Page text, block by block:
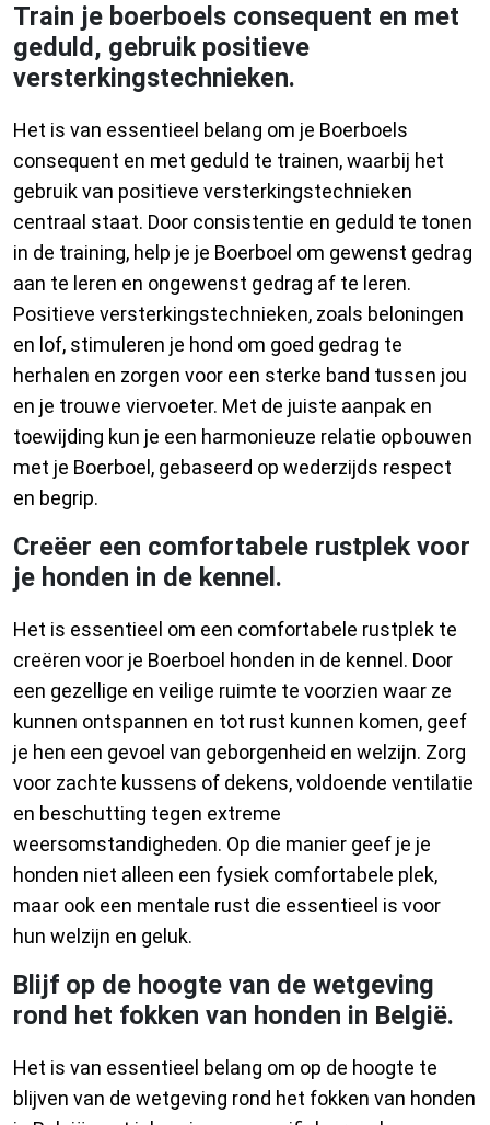
Train je boerboels consequent en met
geduld, gebruik positieve
versterkingstechnieken.
Het is van essentieel belang om je Boerboels
consequent en met geduld te trainen, waarbij het
gebruik van positieve versterkingstechnieken
centraal staat. Door consistentie en geduld te tonen
in de training, help je je Boerboel om gewenst gedrag
aan te leren en ongewenst gedrag af te leren.
Positieve versterkingstechnieken, zoals beloningen
en lof, stimuleren je hond om goed gedrag te
herhalen en zorgen voor een sterke band tussen jou
en je trouwe viervoeter. Met de juiste aanpak en
toewijding kun je een harmonieuze relatie opbouwen
met je Boerboel, gebaseerd op wederzijds respect
en begrip.
Creëer een comfortabele rustplek voor
je honden in de kennel.
Het is essentieel om een comfortabele rustplek te
creëren voor je Boerboel honden in de kennel. Door
een gezellige en veilige ruimte te voorzien waar ze
kunnen ontspannen en tot rust kunnen komen, geef
je hen een gevoel van geborgenheid en welzijn. Zorg
voor zachte kussens of dekens, voldoende ventilatie
en beschutting tegen extreme
weersomstandigheden. Op die manier geef je je
honden niet alleen een fysiek comfortabele plek,
maar ook een mentale rust die essentieel is voor
hun welzijn en geluk.
Blijf op de hoogte van de wetgeving
rond het fokken van honden in België.
Het is van essentieel belang om op de hoogte te
blijven van de wetgeving rond het fokken van honden